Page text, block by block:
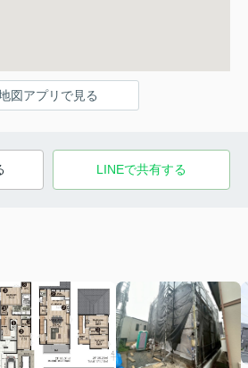
図アプリで見る
LINEで共有する